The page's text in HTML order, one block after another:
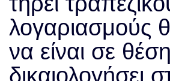
λογαριασμούς
να είναι σε
δικαιολογήσει